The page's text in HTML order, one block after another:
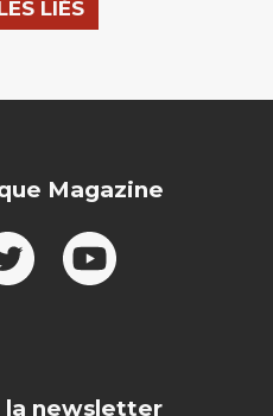
LIÉS
Magazine
la newsletter